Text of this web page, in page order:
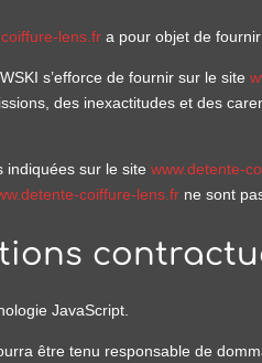
lens.fr a pour objet de
s’efforce de fournir sur le site
des inexactitudes et des
indiquées sur le sitewww.detente-
coiffure-lens.fr ne sont
JavaScript.
être tenu responsable de